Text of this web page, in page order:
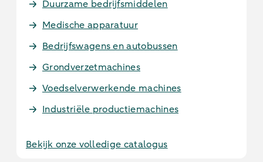
Duurzame bedrijfsmiddelen
Medische apparatuur
Bedrijfswagens en autobussen
Grondverzetmachines
Voedselverwerkende machines
Industriële productiemachines
Bekijk onze volledige catalogus